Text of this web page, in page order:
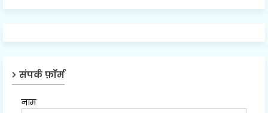
संपर्क फ़ॉर्म
नाम